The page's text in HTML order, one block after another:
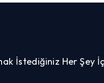
İstediğiniz Her Şey